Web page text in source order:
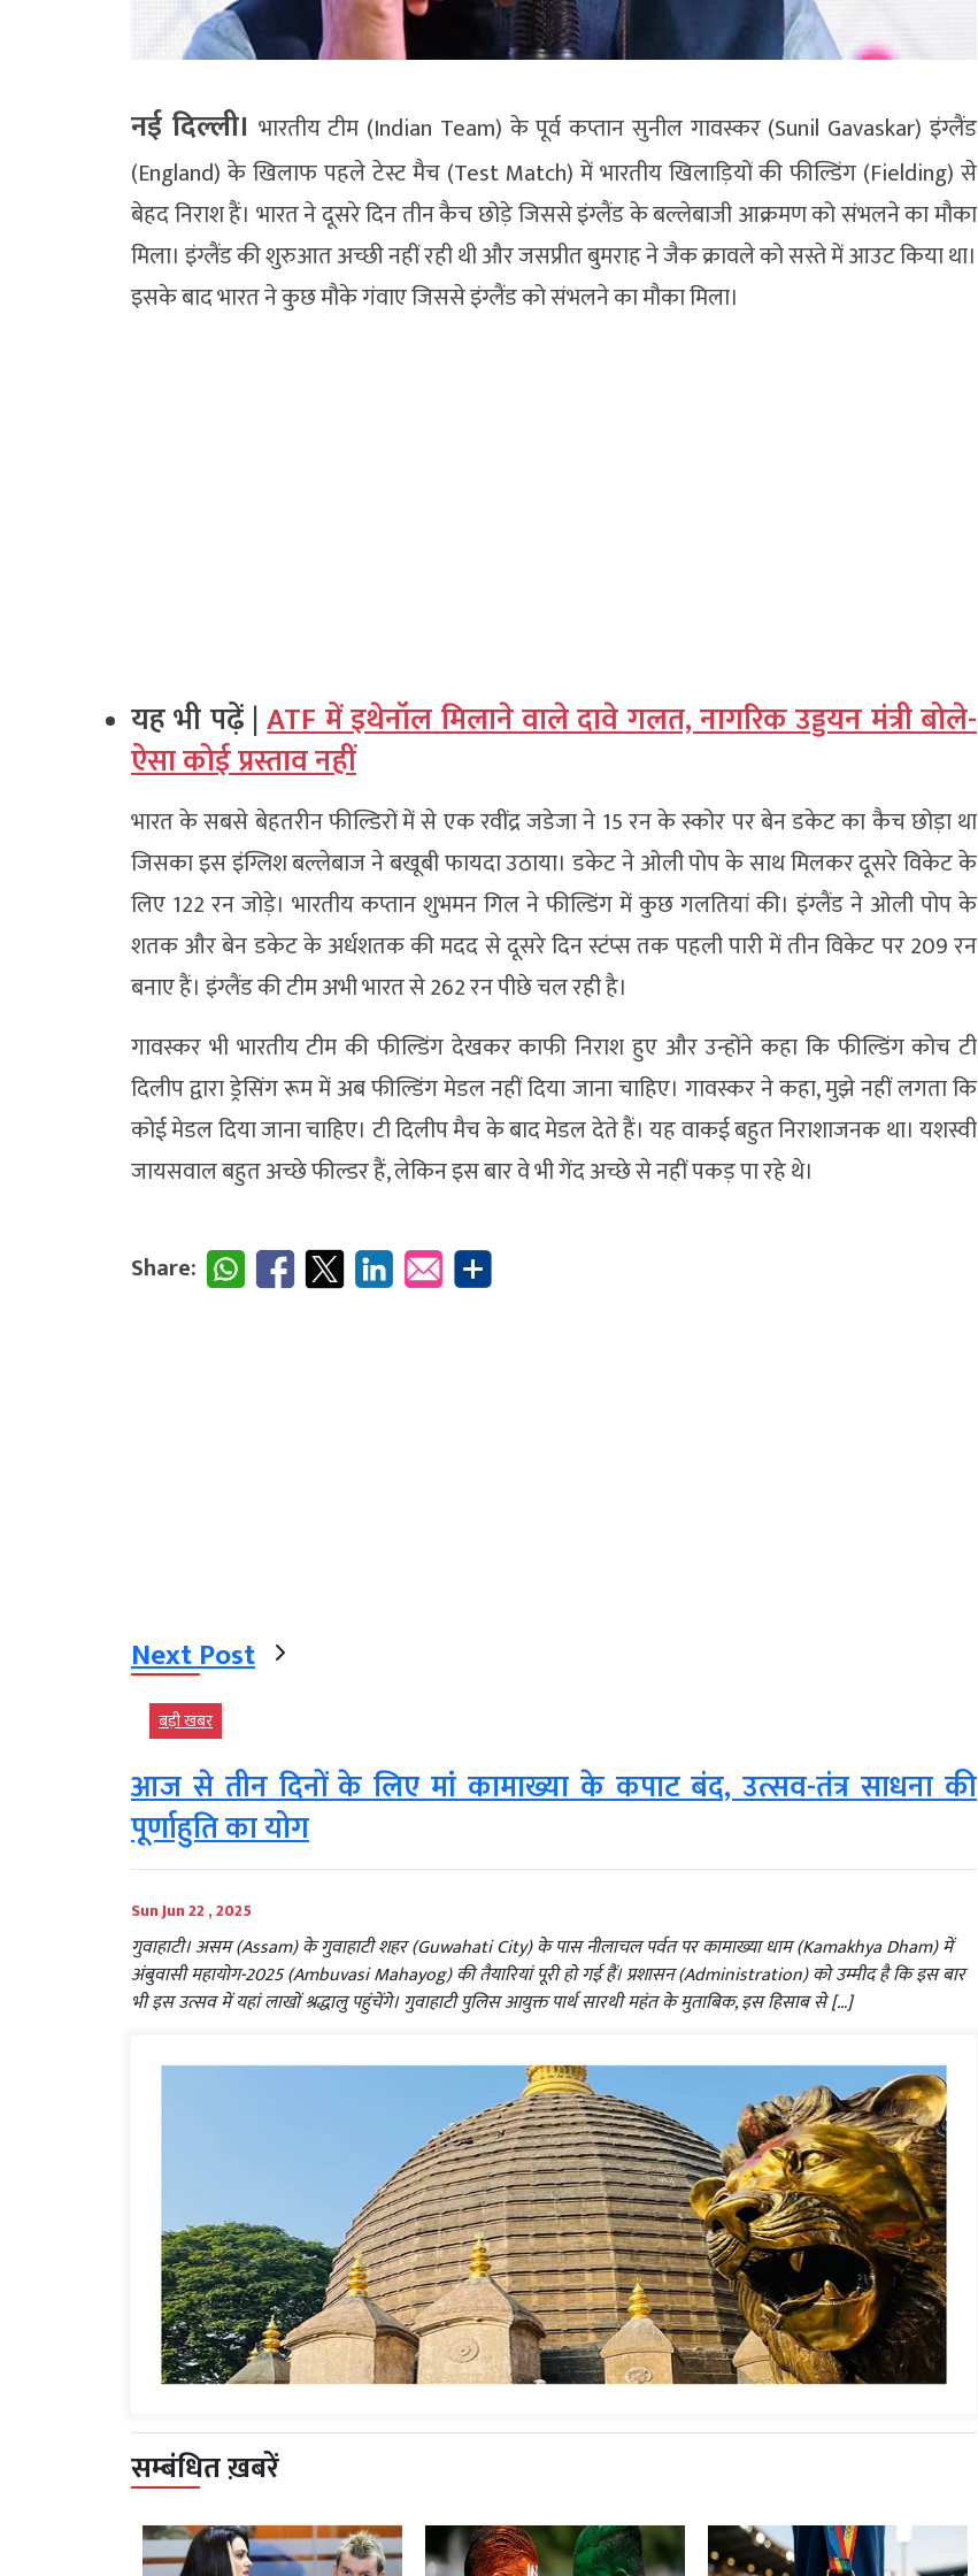
नई दिल्ली। भारतीय टीम (Indian Team) के पूर्व कप्तान सुनील गावस्कर (Sunil Gavaskar) इंग्लैंड
(England) के खिलाफ पहले टेस्ट मैच (Test Match) में भारतीय खिलाड़ियों की फील्डिंग (Fielding) से
बेहद निराश हैं। भारत ने दूसरे दिन तीन कैच छोड़े जिससे इंग्लैंड के बल्लेबाजी आक्रमण को संभलने का मौका
मिला। इंग्लैंड की शुरुआत अच्छी नहीं रही थी और जसप्रीत बुमराह ने जैक क्रावले को सस्ते में आउट किया था।
इसके बाद भारत ने कुछ मौके गंवाए जिससे इंग्लैंड को संभलने का मौका मिला।
यह भी पढ़ें |ATF में इथेनॉल मिलाने वाले दावे गलत, नागरिक उड्डयन मंत्री बोले-
ऐसा कोई प्रस्ताव नहीं
भारत के सबसे बेहतरीन फील्डिरों में से एक रवींद्र जडेजा ने 15 रन के स्कोर पर बेन डकेट का कैच छोड़ा था
जिसका इस इंग्लिश बल्लेबाज ने बखूबी फायदा उठाया। डकेट ने ओली पोप के साथ मिलकर दूसरे विकेट के
लिए 122 रन जोड़े। भारतीय कप्तान शुभमन गिल ने फील्डिंग में कुछ गलतियां की। इंग्लैंड ने ओली पोप के
शतक और बेन डकेट के अर्धशतक की मदद से दूसरे दिन स्टंप्स तक पहली पारी में तीन विकेट पर 209 रन
बनाए हैं। इंग्लैंड की टीम अभी भारत से 262 रन पीछे चल रही है।
गावस्कर भी भारतीय टीम की फील्डिंग देखकर काफी निराश हुए और उन्होंने कहा कि फील्डिंग कोच टी
दिलीप द्वारा ड्रेसिंग रूम में अब फील्डिंग मेडल नहीं दिया जाना चाहिए। गावस्कर ने कहा, मुझे नहीं लगता कि
कोई मेडल दिया जाना चाहिए। टी दिलीप मैच के बाद मेडल देते हैं। यह वाकई बहुत निराशाजनक था। यशस्वी
जायसवाल बहुत अच्छे फील्डर हैं, लेकिन इस बार वे भी गेंद अच्छे से नहीं पकड़ पा रहे थे।
Share:
Next Post
बड़ी खबर
आज से तीन दिनों के लिए मां कामाख्या के कपाट बंद, उत्सव-तंत्र साधना की
पूर्णाहुति का योग
Sun Jun 22 , 2025
गुवाहाटी। असम (Assam) के गुवाहाटी शहर (Guwahati City) के पास नीलाचल पर्वत पर कामाख्या धाम (Kamakhya Dham) में
अंबुवासी महायोग-2025 (Ambuvasi Mahayog) की तैयारियां पूरी हो गई हैं। प्रशासन (Administration) को उम्मीद है कि इस बार
भी इस उत्सव में यहां लाखों श्रद्धालु पहुंचेंगे। गुवाहाटी पुलिस आयुक्त पार्थ सारथी महंत के मुताबिक, इस हिसाब से […]
सम्बंधित ख़बरें